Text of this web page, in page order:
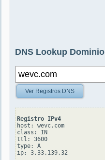
DNS Lookup Dominio
Ver Registros DNS
Registro IPv4
host: wevc.com
class: IN
ttl: 3600
type: A